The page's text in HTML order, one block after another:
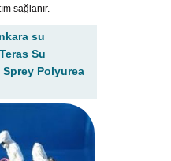
sağlanır.
su
Su
Polyurea